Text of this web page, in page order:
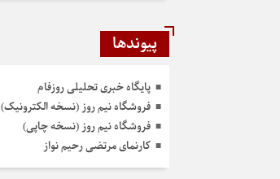
پیوندها
پایگاه خبری تحلیلی روزفام
فروشگاه نیم روز (نسخه الکترونیک)
فروشگاه نیم روز (نسخه چاپی)
کارنمای مرتضی رحیم نواز